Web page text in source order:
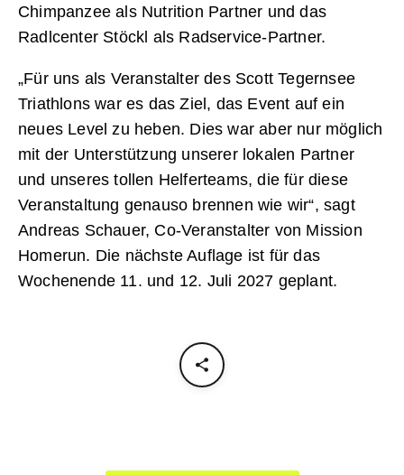
Chimpanzee als Nutrition Partner und das
Radlcenter Stöckl als Radservice-Partner.
„Für uns als Veranstalter des Scott Tegernsee
Triathlons war es das Ziel, das Event auf ein
neues Level zu heben. Dies war aber nur möglich
mit der Unterstützung unserer lokalen Partner
und unseres tollen Helferteams, die für diese
Veranstaltung genauso brennen wie wir“, sagt
Andreas Schauer, Co-Veranstalter von Mission
Homerun. Die nächste Auflage ist für das
Wochenende 11. und 12. Juli 2027 geplant.